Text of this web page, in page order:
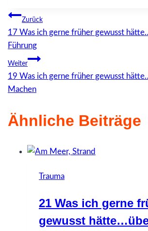
Beitragsnavigation
Zurück
17 Was ich gerne früher gewusst
Führung
Weiter
19 Was ich gerne früher gewusst
Machen
Ähnliche Beiträge
Trauma
21 Was ich gerne
gewusst